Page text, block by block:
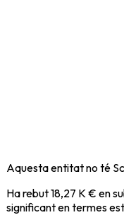
Aquesta entitat no té
Ha rebut18,27 K € en
significant en termes